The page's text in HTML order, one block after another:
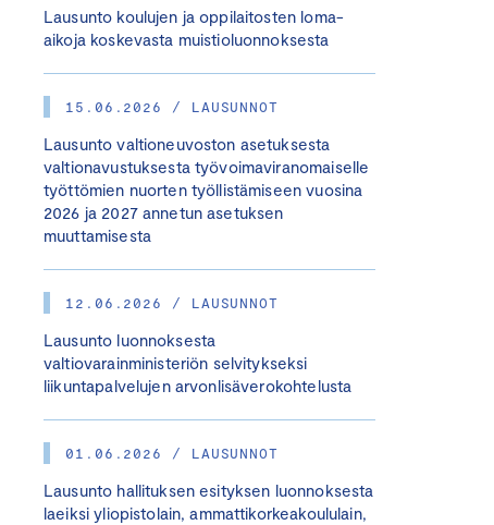
Lausunto koulujen ja oppilaitosten loma-
aikoja koskevasta muistioluonnoksesta
15.06.2026 / LAUSUNNOT
Lausunto valtioneuvoston asetuksesta
valtionavustuksesta työvoimaviranomaiselle
työttömien nuorten työllistämiseen vuosina
2026 ja 2027 annetun asetuksen
muuttamisesta
12.06.2026 / LAUSUNNOT
Lausunto luonnoksesta
valtiovarainministeriön selvitykseksi
liikuntapalvelujen arvonlisäverokohtelusta
01.06.2026 / LAUSUNNOT
Lausunto hallituksen esityksen luonnoksesta
laeiksi yliopistolain, ammattikorkeakoululain,